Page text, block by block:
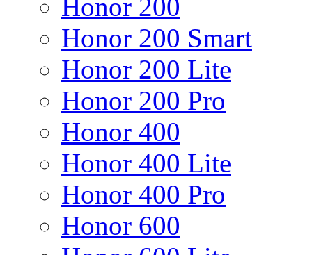
Honor 200
Honor 200 Smart
Honor 200 Lite
Honor 200 Pro
Honor 400
Honor 400 Lite
Honor 400 Pro
Honor 600